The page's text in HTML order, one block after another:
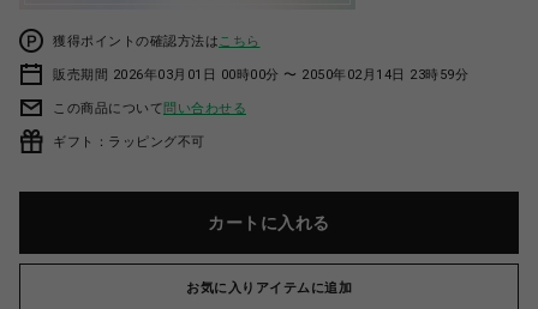
獲得ポイントの確認方法は こちら
販売期間 2026年03月01日 00時00分 〜 2050年02月14日 23時59分
この商品について問い合わせる
ギフト：ラッピング不可
カートに入れる
お気に入りアイテムに追加